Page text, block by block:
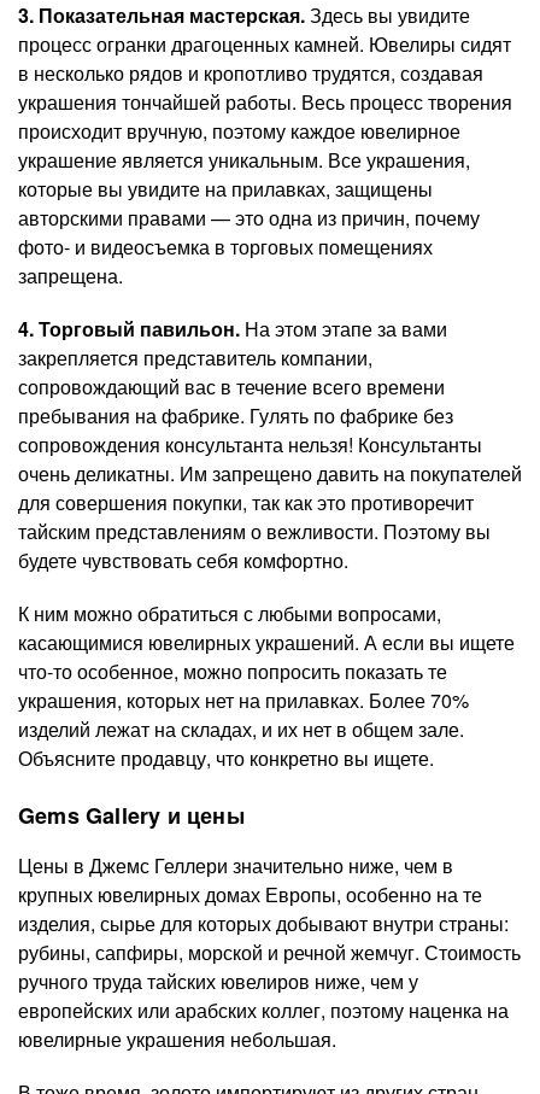
3. Показательная мастерская.Здесь вы увидите
процесс огранки драгоценных камней. Ювелиры сидят
в несколько рядов и кропотливо трудятся, создавая
украшения тончайшей работы. Весь процесс творения
происходит вручную, поэтому каждое ювелирное
украшение является уникальным. Все украшения,
которые вы увидите на прилавках, защищены
авторскими правами — это одна из причин, почему
фото- и видеосъемка в торговых помещениях
запрещена.
4. Торговый павильон. На этом этапе за вами
закрепляется представитель компании,
сопровождающий вас в течение всего времени
пребывания на фабрике. Гулять по фабрике без
сопровождения консультанта нельзя! Консультанты
очень деликатны. Им запрещено давить на покупателей
для совершения покупки, так как это противоречит
тайским представлениям о вежливости. Поэтому вы
будете чувствовать себя комфортно.
К ним можно обратиться с любыми вопросами,
касающимися ювелирных украшений. А если вы ищете
что-то особенное, можно попросить показать те
украшения, которых нет на прилавках. Более 70%
изделий лежат на складах, и их нет в общем зале.
Объясните продавцу, что конкретно вы ищете.
Gems Gallery и цены
Цены в Джемс Геллери значительно ниже, чем в
крупных ювелирных домах Европы, особенно на те
изделия, сырье для которых добывают внутри страны:
рубины, сапфиры, морской и речной жемчуг. Стоимость
ручного труда тайских ювелиров ниже, чем у
европейских или арабских коллег, поэтому наценка на
ювелирные украшения небольшая.